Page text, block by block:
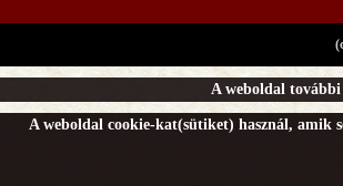
A weboldal
A weboldal cookie-kat(sütiket) használ, amik